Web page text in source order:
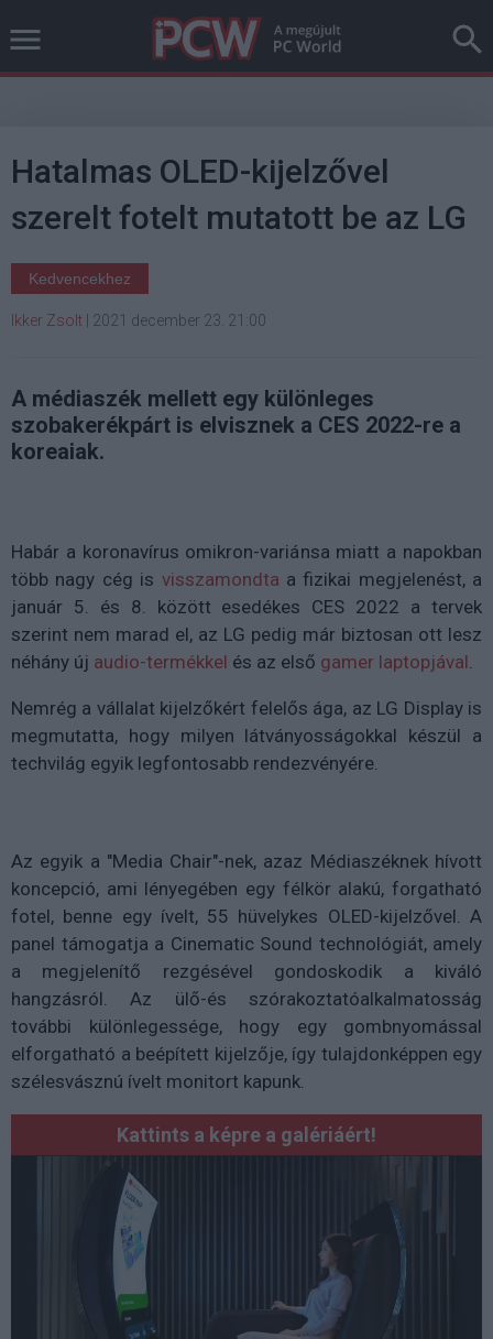
Hatalmas OLED-kijelzővel
szerelt fotelt mutatott be az LG
Kedvencekhez
Ikker Zsolt 2021 december 23. 21:00
A médiaszék mellett egy különleges
szobakerékpárt is elvisznek a CES 2022-re a
koreaiak.
Habár a koronavírus omikron-variánsa miatt a napokban
több nagy cég is visszamondta a fizikai megjelenést, a
január 5. és 8. között esedékes CES 2022 a tervek
szerint nem marad el, az LG pedig már biztosan ott lesz
néhány új audio-termékkel és az első gamer laptopjával.
Nemrég a vállalat kijelzőkért felelős ága, az LG Display is
megmutatta, hogy milyen látványosságokkal készül a
techvilág egyik legfontosabb rendezvényére.
Az egyik a "Media Chair"-nek, azaz Médiaszéknek hívott
koncepció, ami lényegében egy félkör alakú, forgatható
fotel, benne egy ívelt, 55 hüvelykes OLED-kijelzővel. A
panel támogatja a Cinematic Sound technológiát, amely
a megjelenítő rezgésével gondoskodik a kiváló
hangzásról. Az ülő-és szórakoztatóalkalmatosság
további különlegessége, hogy egy gombnyomással
elforgatható a beépített kijelzője, így tulajdonképpen egy
szélesvásznú ívelt monitort kapunk.
Kattints a képre a galériáért!